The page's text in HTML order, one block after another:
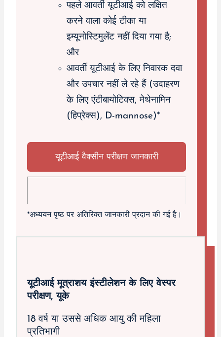
पहले आवर्ती यूटीआई को लक्षित
करने वाला कोई टीका या
इम्यूनोस्टिमुलेंट नहीं दिया गया है;
और
आवर्ती यूटीआई के लिए निवारक दवा
और उपचार नहीं ले रहे हैं (उदाहरण
के लिए एंटीबायोटिक्स, मेथेनामिन
(हिप्रेक्स), D-mannose)*
यूटीआई वैक्सीन परीक्षण जानकारी
*अध्ययन पृष्ठ पर अतिरिक्त जानकारी प्रदान की गई है।
यूटीआई मूत्राशय इंस्टीलेशन के लिए वेस्पर
परीक्षण, यूके
18 वर्ष या उससे अधिक आयु की महिला
प्रतिभागी